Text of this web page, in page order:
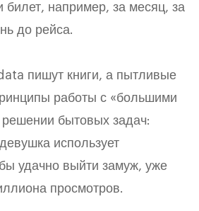
билет, например, за месяц, за
до рейса.
пишут книги, а пытливые
работы с «большими
бытовых задач:
использует
удачно выйти замуж, уже
просмотров.